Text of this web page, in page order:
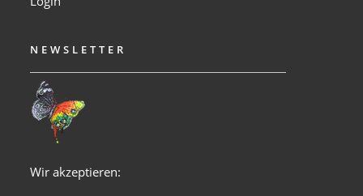
NEWSLETTER
Wir akzeptieren: